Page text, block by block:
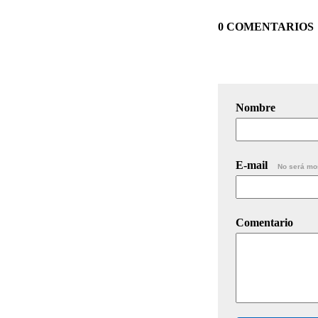
0 COMENTARIOS
Nombre
E-mail No será
Comentario